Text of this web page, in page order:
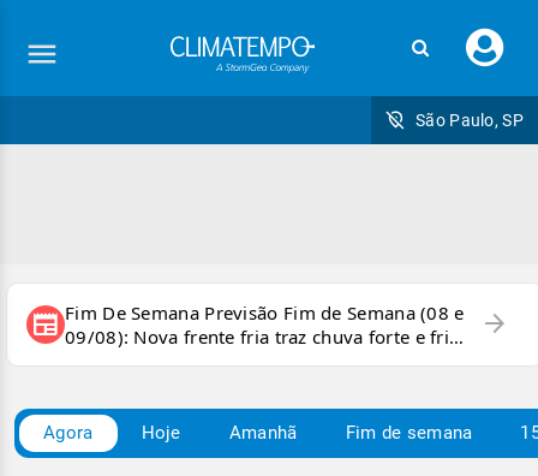
seu
São Paulo, SP
newspaper Fim De Semana Previsão Fim de Semana (08 e
09/08): Nova frente fria traz chuva forte e frio
para áreas do país
arrow_forward
Agora Hoje Amanhã Fim de semana